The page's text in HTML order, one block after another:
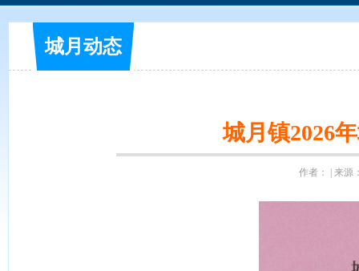
组织机构 办事指南
部门文件
城月动态
城月镇2026
作者： | 来源